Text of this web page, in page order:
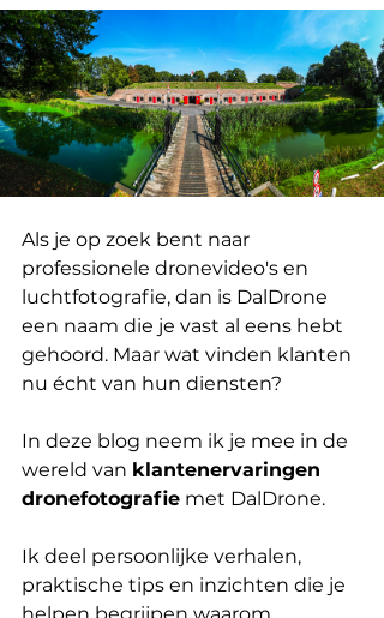
Als je op zoek bent naar
professionele dronevideo's en
luchtfotografie, dan is DalDrone
een naam die je vast al eens hebt
gehoord. Maar wat vinden klanten
nu écht van hun diensten?
In deze blog neem ik je mee in de
wereld van klantenervaringen
dronefotografie met DalDrone.
Ik deel persoonlijke verhalen,
praktische tips en inzichten die je